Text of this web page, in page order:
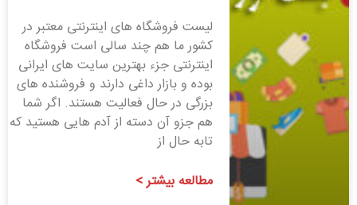
لیست فروشگاه های اینترنتی معتبر در
کشور ما هم چند سالی است فروشگاه
اینترنتی جزء بهترین سایت های ایرانی
بوده و بازار داغی دارند و فروشنده های
بزرگی در حال فعالیت هستند. اگر شما
هم جزو آن دسته از آدم هایی هستید که
تابه حال از
مطالعه بیشتر >